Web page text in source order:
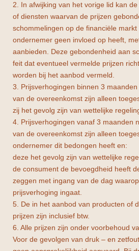
2. In afwijking van het vorige lid kan
of diensten waarvan de prijzen
schommelingen op de financiële markt
ondernemer geen invloed op heeft,
aanbieden. Deze gebondenheid aan
feit dat eventueel vermelde prijzen
worden bij het aanbod vermeld.
3. Prijsverhogingen binnen 3
van de overeenkomst zijn alleen
zij het gevolg zijn van wettelijke
4. Prijsverhogingen vanaf 3 maanden
van de overeenkomst zijn alleen
ondernemer dit bedongen heeft en:
deze het gevolg zijn van wettelijke
de consument de bevoegdheid heeft
zeggen met ingang van de dag
prijsverhoging ingaat.
5. De in het aanbod van producten of
prijzen zijn inclusief btw.
6. Alle prijzen zijn onder voorbehoud
Voor de gevolgen van druk – en